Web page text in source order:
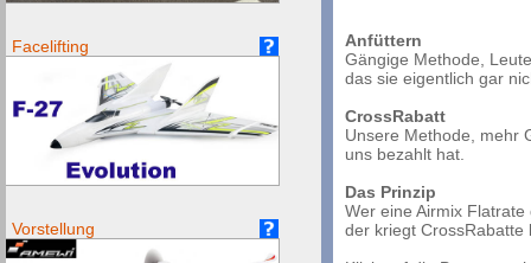
Facelifting
Vorstellung
Anfüttern
Gängige Methode,
das sie eigentlich gar
CrossRabatt
Unsere Methode, mehr
uns bezahlt hat.
Das Prinzip
Wer eine Airmix Flatrate
der kriegt